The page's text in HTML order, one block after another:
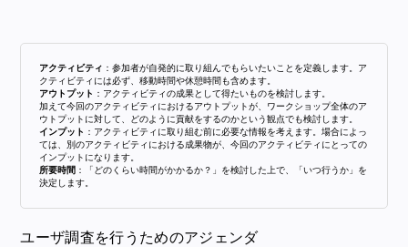
アクティビティ ：参加者が自発的に取り組んでもらいたいことを定義します。ア
クティビティには必ず、移動時間や休憩時間も含めます。
アウトプット ：アクティビティの成果として得たいものを検討します。
加えて今回のアクティビティにおけるアウトプットが、ワークショップ全体のア
ウトプットに対して、どのように貢献をするのかという観点でも検討します。
インプット ：アクティビティに取り組む前に必要な情報を考えます。場合によっ
ては、別のアクティビティにおける成果物が、今回のアクティビティにとっての
インプットになります。
所要時間 ：「どのくらい時間がかかるか？」を検討した上で、「いつ行うか」を
決定します。
ユーザ調査を行うためのアジェンダ